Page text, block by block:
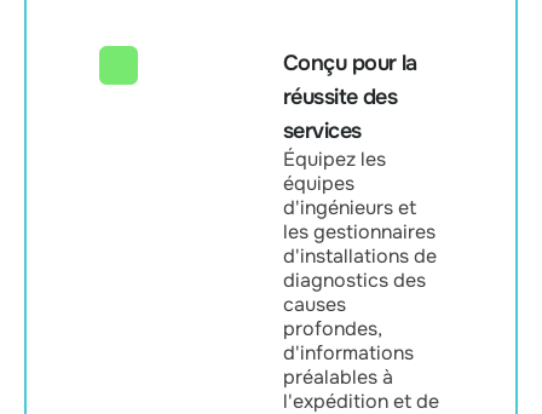
Conçu pour la
réussite des
services
Équipez les
équipes
d'ingénieurs et
les gestionnaires
d'installations de
diagnostics des
causes
profondes,
d'informations
préalables à
l'expédition et de